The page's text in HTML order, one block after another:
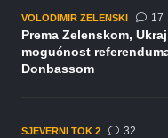
VOLODIMIR ZELENSKI 17
Prema Zelenskom,
mogućnost
Donbassom
SJEVERNI TOK 2 32